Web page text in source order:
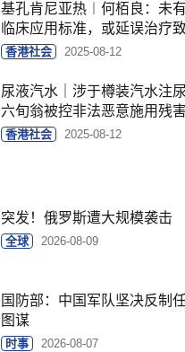
基孔肯尼亚热︱何栢良：未
临床应用标准，或延误治疗
香港社会 2025-08-12
尿液汽水｜涉于樽装汽水注尿
六旬翁被控非法恶意施用残
香港社会 2025-08-12
突发！俄罗斯遭大规模袭击
全球 2026-08-09
国防部：中国军队坚决反制
图谋
时事 2026-08-07